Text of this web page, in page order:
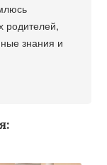
родителей,
знания и